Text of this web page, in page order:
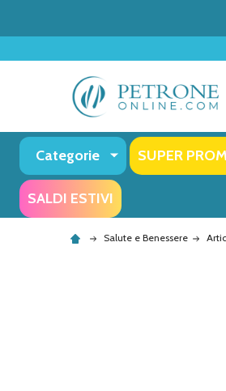
Categorie SUPER
SALDI ESTIVI
Salute e Benessere